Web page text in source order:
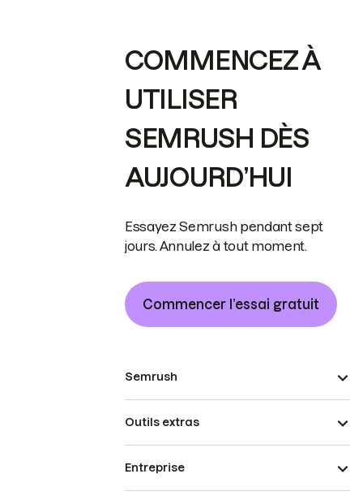
COMMENCEZ À
UTILISER
SEMRUSH DÈS
AUJOURD’HUI
Essayez Semrush pendant sept
jours. Annulez à tout moment.
Commencer l’essai gratuit
Semrush
Outils extras
Entreprise